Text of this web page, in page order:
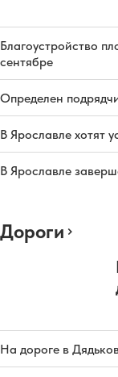
Благоустройство
сентябре
Определен
В Ярославле хотят
В Ярославле
Дороги
На дороге в